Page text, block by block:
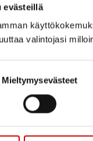
evästeillä
valintojasi
Mieltymysevästeet